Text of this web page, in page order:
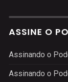
ASSINE O
Assinando o
Assinando o